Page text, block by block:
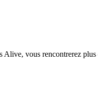
vous rencontrerez